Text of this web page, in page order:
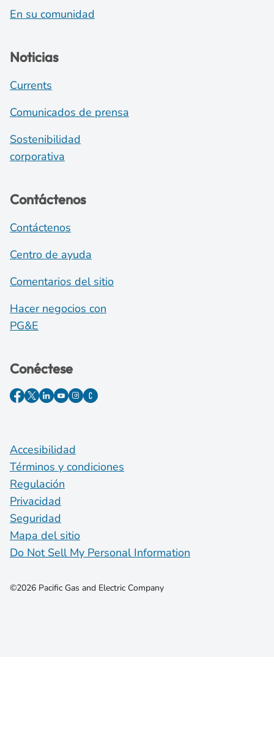
En su comunidad
Noticias
Currents
Comunicados de prensa
Sostenibilidad
corporativa
Contáctenos
Contáctenos
Centro de ayuda
Comentarios del sitio
Hacer negocios con
PG&E
Conéctese
Accesibilidad
Términos y condiciones
Regulación
Privacidad
Seguridad
Mapa del sitio
Do Not Sell My Personal Information
©2026 Pacific Gas and Electric Company